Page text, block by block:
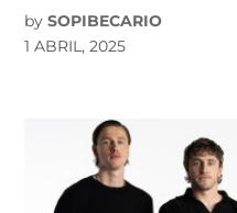
by SOPIBECARIO
1 ABRIL, 2025